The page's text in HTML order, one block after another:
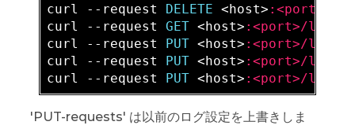
curl --request DELETE <host> :<port>/
curl --request GET <host> :<port>/log/
curl --request PUT <host> :<port>/log/
curl --request PUT <host> :<port>/log/
curl --request PUT <host> :<port>/log/
'PUT-requests' は以前のログ設定を上書きしま